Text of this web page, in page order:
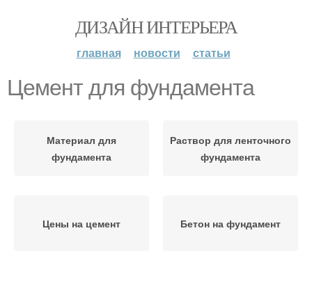
ДИЗАЙН ИНТЕРЬЕРА
главная новости статьи
Цемент для фундамента
Материал для
фундамента
Раствор для ленточного
фундамента
Цены на цемент Бетон на фундамент